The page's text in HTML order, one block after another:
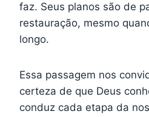
faz. Seus planos são de
restauração, mesmo
longo.
Essa passagem nos
certeza de que Deus
conduz cada etapa da